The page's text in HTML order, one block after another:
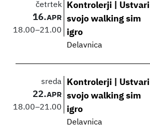
četrtek
16.APR
18.00–21.00
Kontrolerji | Ustvari
svojo walking sim
igro
Delavnica
sreda
22.APR
18.00–21.00
Kontrolerji | Ustvari
svojo walking sim
igro
Delavnica